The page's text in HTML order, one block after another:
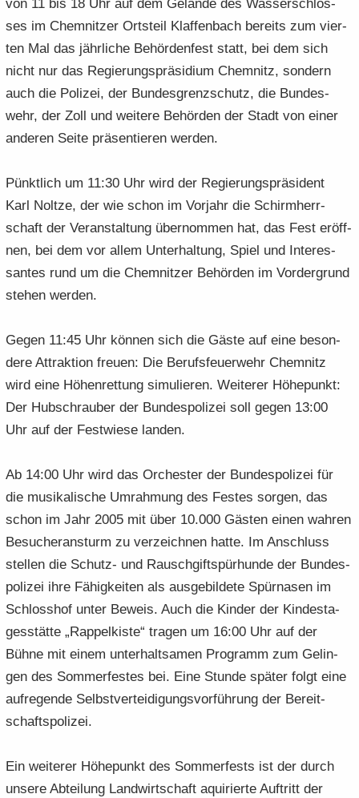
n
­
d
e
­
i
a
­
t
i
n
o
n
i
­
o
n
n
­
d
a
­
i
a
­
t
n
t
i
­
o
von 11 bis 18 Uhr auf dem Ge­län­de des Was­ser­schlos­
ses im Chem­nit­zer Orts­teil Klaf­fen­bach be­reits zum vier­
ten Mal das jähr­li­che Be­hör­den­fest statt, bei dem sich
nicht nur das Re­gie­rungs­prä­si­di­um Chem­nitz, son­dern
auch die Po­li­zei, der Bun­des­grenz­schutz, die Bun­des­
wehr, der Zoll und wei­te­re Be­hör­den der Stadt von einer
an­de­ren Seite prä­sen­tie­ren wer­den.
Pünkt­lich um 11:30 Uhr wird der Re­gie­rungs­prä­si­dent
Karl Nolt­ze, der wie schon im Vor­jahr die Schirm­herr­
schaft der Ver­an­stal­tung über­nom­men hat, das Fest er­öff­
nen, bei dem vor allem Un­ter­hal­tung, Spiel und In­ter­es­
san­tes rund um die Chem­nit­zer Be­hör­den im Vor­der­grund
ste­hen wer­den.
Gegen 11:45 Uhr kön­nen sich die Gäste auf eine be­son­
de­re At­trak­ti­on freu­en: Die Be­rufs­feu­er­wehr Chem­nitz
wird eine Hö­hen­ret­tung si­mu­lie­ren. Wei­te­rer Hö­he­punkt:
Der Hub­schrau­ber der Bun­des­po­li­zei soll gegen 13:00
Uhr auf der Fest­wie­se lan­den.
Ab 14:00 Uhr wird das Or­ches­ter der Bun­des­po­li­zei für
die mu­si­ka­li­sche Um­rah­mung des Fes­tes sor­gen, das
schon im Jahr 2005 mit über 10.000 Gäs­ten einen wah­ren
Be­su­cher­an­sturm zu ver­zeich­nen hatte. Im An­schluss
stel­len die Schutz-​ und Rausch­gift­spür­hun­de der Bun­des­
po­li­zei ihre Fä­hig­kei­ten als aus­ge­bil­de­te Spür­na­sen im
Schloss­hof unter Be­weis. Auch die Kin­der der Kin­des­ta­
ges­stät­te „Rap­pel­kis­te“ tra­gen um 16:00 Uhr auf der
Bühne mit einem un­ter­halt­sa­men Pro­gramm zum Ge­lin­
gen des Som­mer­fes­tes bei. Eine Stun­de spä­ter folgt eine
auf­re­gen­de Selbst­ver­tei­di­gungs­vor­füh­rung der Be­reit­
schafts­po­li­zei.
Ein wei­te­rer Hö­he­punkt des Som­mer­fests ist der durch
un­se­re Ab­tei­lung Land­wirt­schaft aqui­rier­te Auf­tritt der
a
­
t
i